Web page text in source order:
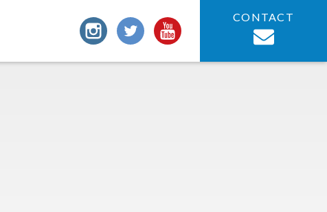
CONTACT